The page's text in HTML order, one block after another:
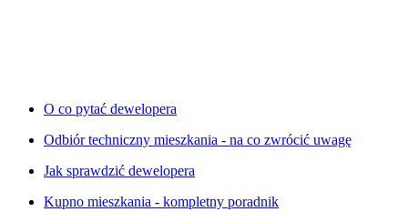
O co pytać dewelopera
Odbiór techniczny mieszkania - na co zwrócić uwagę
Jak sprawdzić dewelopera
Kupno mieszkania - kompletny poradnik